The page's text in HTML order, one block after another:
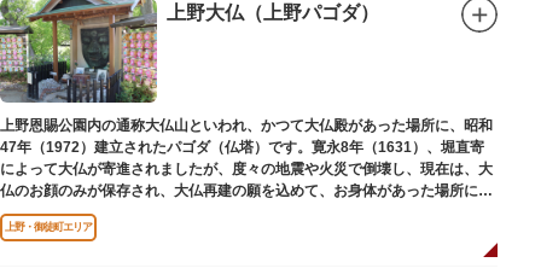
上野大仏（上野パゴダ）
上野恩賜公園内の通称大仏山といわれ、かつて大仏殿があった場所に、昭和
47年（1972）建立されたパゴダ（仏塔）です。寛永8年（1631）、堀直寄
によって大仏が寄進されましたが、度々の地震や火災で倒壊し、現在は、大
仏のお顔のみが保存され、大仏再建の願を込めて、お身体があった場所にパ
ゴダが建てられました。
上野・御徒町エリア